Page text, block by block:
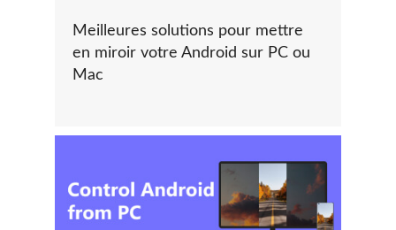
Meilleures solutions pour mettre
en miroir votre Android sur PC ou
Mac